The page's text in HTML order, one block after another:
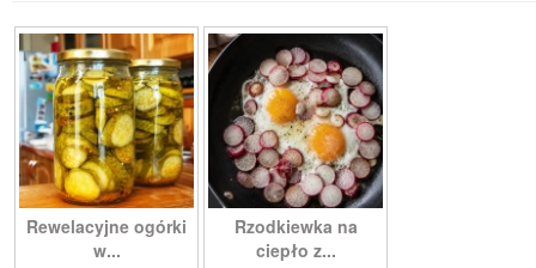
Rewelacyjne ogórki
w...
Rzodkiewka na
ciepło z...